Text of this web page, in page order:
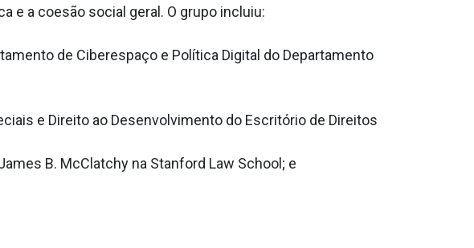
e a coesão social geral. O grupo incluiu:
de Ciberespaço e Política Digital do Departamento
e Direito ao Desenvolvimento do Escritório de Direitos
B. McClatchy na Stanford Law School; e